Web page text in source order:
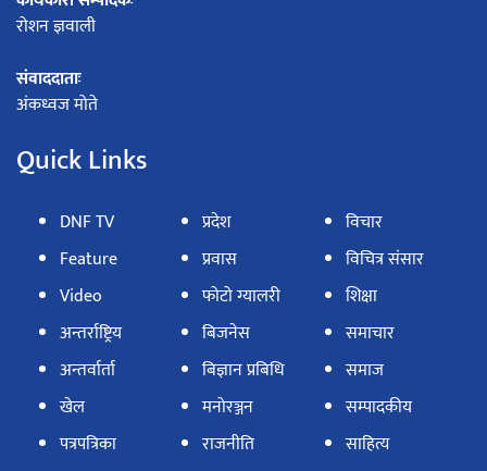
रोशन ज्ञवाली
संवाददाताः
अंकध्वज मोते
Quick Links
DNF TV
Feature
Video
अन्तर्राष्ट्रिय
अन्तर्वार्ता
खेल
पत्रपत्रिका
प्रदेश
प्रवास
फोटो ग्यालरी
बिजनेस
बिज्ञान प्रबिधि
मनोरञ्जन
राजनीति
विचार
विचित्र संसार
शिक्षा
समाचार
समाज
सम्पादकीय
साहित्य